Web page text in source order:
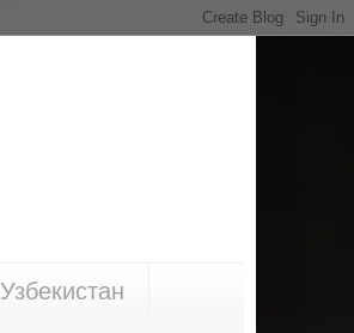
Узбекистан